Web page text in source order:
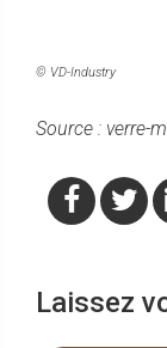
© VD-Industry
Source : verre-
Laissez